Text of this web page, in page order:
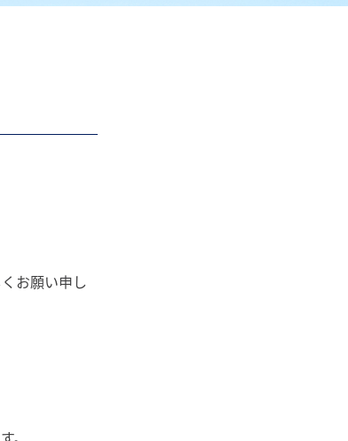
お願い申し